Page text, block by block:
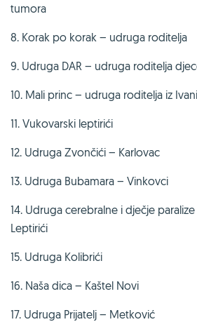
tumora
8. Korak po korak – udruga roditelja
9. Udruga DAR – udruga roditelja
10. Mali princ – udruga roditelja iz
11. Vukovarski leptirići
12. Udruga Zvončići – Karlovac
13. Udruga Bubamara – Vinkovci
14. Udruga cerebralne i dječje
Leptirići
15. Udruga Kolibrići
16. Naša dica – Kaštel Novi
17. Udruga Prijatelj – Metković